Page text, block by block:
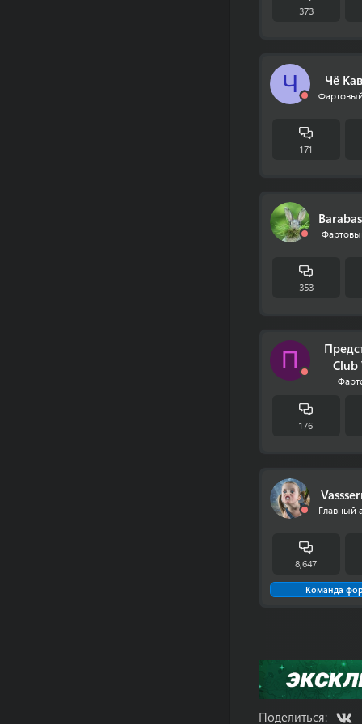
373
Ч Чё
171
353
П
Club
176
Главный
8,647
Команда
Поделиться: